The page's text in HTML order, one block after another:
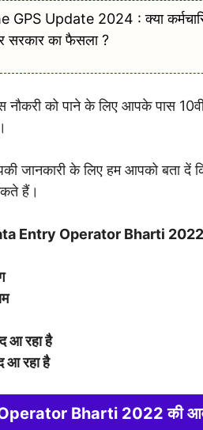
Update 2024 : क्या
सरकार का फैसला ?
को पाने के लिए आपके पास
जानकारी के लिए हम आपको बता दें
हैं।
Entry Operator Bharti 2022
आ रहा है
आ रहा है
Bharti 2022 की